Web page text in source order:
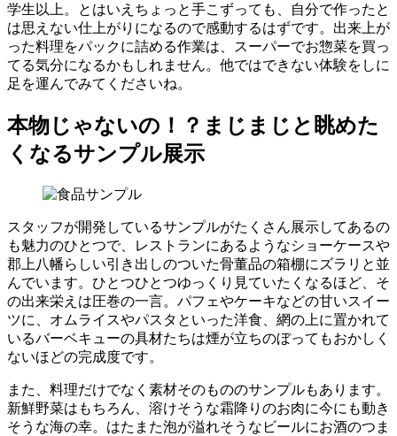
学生以上。とはいえちょっと手こずっても、自分で作ったと
は思えない仕上がりになるので感動するはずです。出来上が
った料理をパックに詰める作業は、スーパーでお惣菜を買っ
てる気分になるかもしれません。他ではできない体験をしに
足を運んでみてくださいね。
本物じゃないの！？まじまじと眺めた
くなるサンプル展示
スタッフが開発しているサンプルがたくさん展示してあるの
も魅力のひとつで、レストランにあるようなショーケースや
郡上八幡らしい引き出しのついた骨董品の箱棚にズラリと並
んでいます。ひとつひとつゆっくり見ていたくなるほど、そ
の出来栄えは圧巻の一言。パフェやケーキなどの甘いスイー
ツに、オムライスやパスタといった洋食、網の上に置かれて
いるバーベキューの具材たちは煙が立ちのぼってもおかしく
ないほどの完成度です。
また、料理だけでなく素材そのもののサンプルもあります。
新鮮野菜はもちろん、溶けそうな霜降りのお肉に今にも動き
そうな海の幸。はたまた泡が溢れそうなビールにお酒のつま